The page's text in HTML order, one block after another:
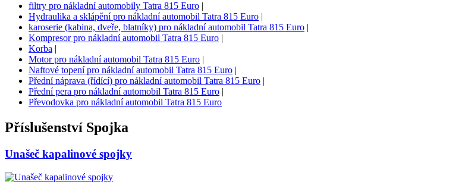
filtry pro nákladní automobily Tatra 815 Euro |
Hydraulika a sklápění pro nákladní automobil Tatra 815 Euro |
karoserie (kabina, dveře, blatníky) pro nákladní automobil Tatra 815 Euro |
Kompresor pro nákladní automobil Tatra 815 Euro |
Korba |
Motor pro nákladní automobil Tatra 815 Euro |
Naftové topení pro nákladní automobil Tatra 815 Euro |
Přední náprava (řídící) pro nákladní automobil Tatra 815 Euro |
Přední pera pro nákladní automobil Tatra 815 Euro |
Převodovka pro nákladní automobil Tatra 815 Euro
Příslušenství Spojka
Unašeč kapalinové spojky